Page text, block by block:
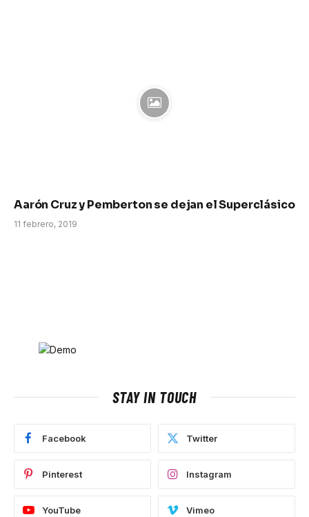
Aarón Cruz y Pemberton se dejan el Superclásico
11 febrero, 2019
STAY IN TOUCH
Facebook Twitter
Pinterest Instagram
YouTube Vimeo